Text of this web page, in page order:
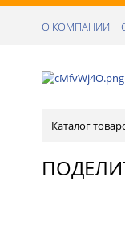
О КОМПАНИИ
Каталог